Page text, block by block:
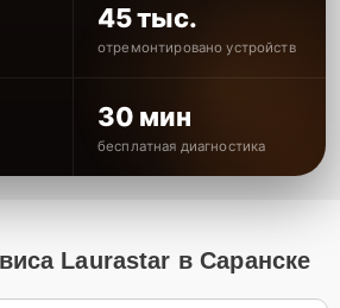
45 тыс.
отремонтировано устройств
30 мин
бесплатная диагностика
Laurastar в Саранске